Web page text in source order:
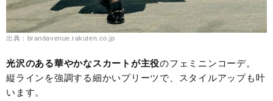
出典：brandavenue.rakuten.co.jp
光沢のある華やかなスカートが主役のフェミニンコーデ。
縦ラインを強調する細かいプリーツで、スタイルアップも叶
います。